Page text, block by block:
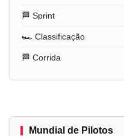
🏁 Sprint
🏎️ Classificação
🏁 Corrida
Mundial de Pilotos